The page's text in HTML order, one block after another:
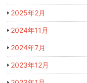
2025年2月
2024年11月
2024年7月
2023年12月